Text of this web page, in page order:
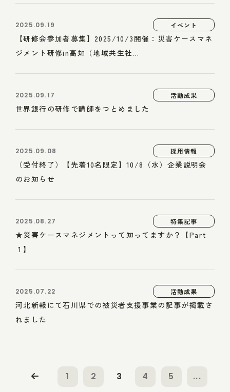
2025.09.19 イベント
【研修会参加者募集】2025/10/3開催：災害ケースマネ
ジメント研修in高知（地域共生社...
2025.09.17 活動成果
世界銀行の研修で講師をつとめました
2025.09.08 採用情報
（受付終了）【先着10名限定】10/8（水）企業説明会
のお知らせ
2025.08.27 特集記事
★災害ケースマネジメントって知ってますか？【Part
１】
2025.07.22 活動成果
河北新報にて石川県での被災者支援事業の記事が掲載さ
れました
1 2 3 4 5 ...